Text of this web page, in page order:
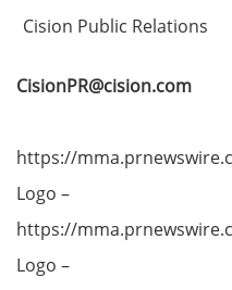
Cision Public Relations
CisionPR@cision.com
https://
Logo –
https://
Logo –